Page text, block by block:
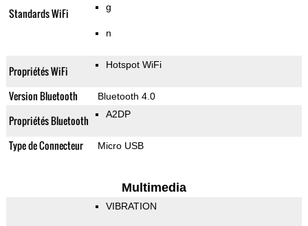
Standards WiFi g
n
Propriétés WiFi Hotspot WiFi
Version Bluetooth Bluetooth 4.0
Propriétés Bluetooth A2DP
Type de Connecteur Micro USB
Multimedia
VIBRATION